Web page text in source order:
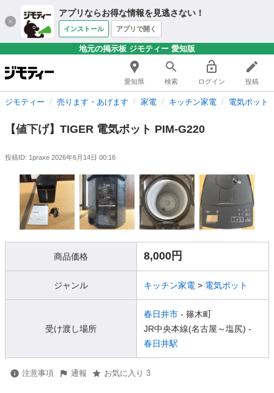
アプリならお得な情報を見逃さない！
インストール アプリで開く
地元の掲示板 ジモティー 愛知版
愛知県 検索 ログイン 投稿
ジモティー 売ります・あげます 家電 キッチン家電 電気ポット
【値下げ】TIGER 電気ポット PIM-G220
投稿ID: 1praxe 2026年6月14日 00:16
商品価格 8,000円
ジャンル キッチン家電 > 電気ポット
受け渡し場所
春日井市 - 篠木町
JR中央本線(名古屋～塩尻) -
春日井駅
注意事項 通報 お気に入り 3